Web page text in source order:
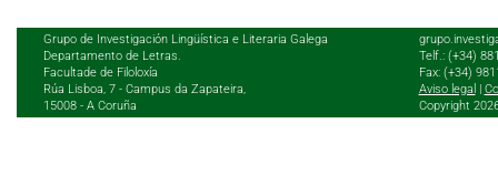
Grupo de Investigación Lingüística e Literaria Galega
Departamento de Letras.
Facultade de Filoloxía
Rúa Lisboa, 7 - Campus da Zapateira,
15008 - A Coruña
Telf.: (+34)
Fax: (+34)
Aviso legal
Copyright